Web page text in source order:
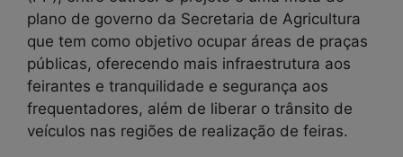
plano de governo da Secretaria de Agricultura
que tem como objetivo ocupar áreas de praças
públicas, oferecendo mais infraestrutura aos
feirantes e tranquilidade e segurança aos
frequentadores, além de liberar o trânsito de
veículos nas regiões de realização de feiras.